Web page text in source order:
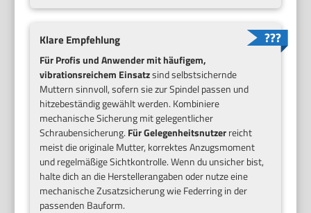
Klare Empfehlung
Für Profis und Anwender mit häufigem,
vibrationsreichem Einsatzsind selbstsichernde
Muttern sinnvoll, sofern sie zur Spindel passen und
hitzebeständig gewählt werden. Kombiniere
mechanische Sicherung mit gelegentlicher
Schraubensicherung. Für Gelegenheitsnutzerreicht
meist die originale Mutter, korrektes Anzugsmoment
und regelmäßige Sichtkontrolle. Wenn du unsicher bist,
halte dich an die Herstellerangaben oder nutze eine
mechanische Zusatzsicherung wie Federring in der
passenden Bauform.